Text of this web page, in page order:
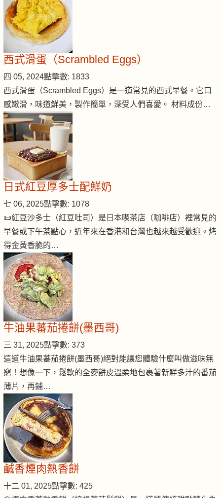
西式滑蛋（Scrambled Eggs）
四 05, 2024點擊數: 1833
西式滑蛋（Scrambled Eggs）是一道常見的西式早餐。它口
感嫩滑，味道鮮美，製作簡單，深受人們喜愛。 材料成份…
日式紅豆厚多士配鮮奶
七 06, 2025點擊數: 1078
📜紅豆沙多士（紅豆吐司）是日本喫茶店（咖啡店）裡常見的
早餐或下午茶點心，近年來在香港和台灣也越來越受歡迎。烤
得金黃香脆的…
牛油果蕃茄捲餅(墨西哥)
三 31, 2025點擊數: 373
這道牛油果蕃茄捲餅(墨西哥)絕對能讓您體驗什麼叫做滋味無
窮！想像一下，鬆軟的全麥餅皮溫柔地包裹著新鮮多汁的番茄
薄片，再鋪…
鹹香煙肉熱香餅
十二 01, 2025點擊數: 425